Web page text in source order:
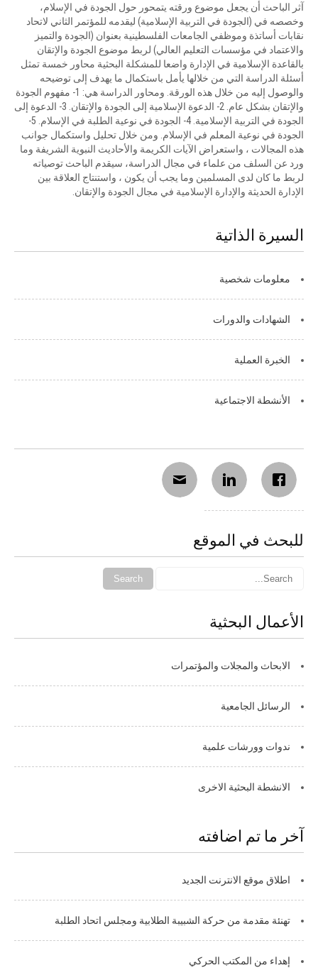
آثر الباحث أن يجعل موضوع ورقته يتمحور حول الجودة في الإسلام،
وخصصه في (الجودة في التربية الإسلامية) ليقدمه للمؤتمر الثاني لاتحاد
نقابات أساتذة وموظفي الجامعات الفلسطينية بعنوان (الجودة والتميز
والاعتماد في مؤسسات التعليم العالي) لربط موضوع الجودة والإتقان
بالقاعدة الإسلامية في الإدارة واضعا للمشكلة البحثية محاور خمسة تمثل
أسئلة الدراسة التي من خلالها يأمل باستكمال ما يهدف إلى توضيحه
والوصول إليه من خلال هذه الورقة. ومحاور الدراسة هي: 1- مفهوم الجودة
والإتقان بشكل عام. 2- الدعوة الإسلامية إلى الجودة والإتقان. 3- الدعوة إلى
الجودة في التربية الإسلامية. 4- الجودة في نوعية الطلبة في الإسلام. 5-
الجودة في نوعية المعلم في الإسلام. ومن خلال تحليل واستكمال جوانب
هذه المجالات ، واستعراض الآيات الكريمة والأحاديث النبوية الشريفة وما
ورد عن السلف من علماء في مجال الدراسة، سيقدم الباحث توصياته
لربط ما كان لدى المسلمين وما يجب أن يكون ، واستنتاج العلاقة بين
الإدارة الحديثة والإدارة الإسلامية في مجال الجودة والإتقان.
السيرة الذاتية
معلومات شخصية
الشهادات والدورات
الخبرة العملية
الأنشطة الاجتماعية
للبحث في الموقع
الأعمال البحثية
الابحاث والمجلات والمؤتمرات
الرسائل الجامعية
ندوات وورشات علمية
الانشطة البحثية الاخرى
آخر ما تم اضافته
اطلاق موقع الانترنت الجديد
تهنئة مقدمة من حركة الشبيبة الطلابية ومجلس اتحاد الطلبة
إهداء من المكتب الحركي